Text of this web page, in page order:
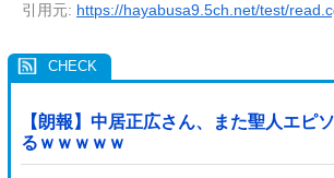
引用元: https://hayabusa9.5ch.net/test/
【朗報】中居正広さん、また聖人エピ
るｗｗｗｗｗ